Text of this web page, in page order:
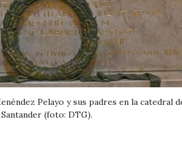
Pelayo y sus padres en la catedral
Santander (foto: DTG).